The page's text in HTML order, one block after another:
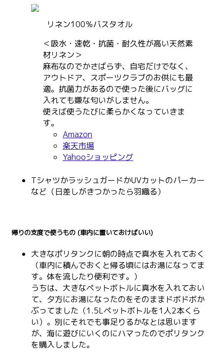
リネン100％バスタオル
＜吸水・速乾・抗菌・耐久性が高い天然素
材リネン＞
麻布なのでかさばらず、自宅だけでなく、
アウトドア、スポーツクラブのお供にも最
適。抗菌力があるので使った後にバッグに
入れても嫌な匂いがしません。
使えば使うたびに柔らかくなっていきま
す。
Amazon
楽天市場
Yahooショッピング
TシャツかラッシュガードかUVカットのパーカー
など（日差しがきつかったら羽織る）
帰りの支度で使うもの (車内に置いておけばいい)
大きなポリタンクに朝の時点で真水を入れておく
（車内に積んでおくと帰る頃にはお湯になってま
す。体を流したり便利です。）
うちは、大きなペットボトルに真水を入れておい
て、夕方にお湯になったのをそのままドボドボか
ぶってました（1.5Lペットボトルを1人2本くら
い）。別にそれでも事足りるかなとは思います
が、海に遊びにいくのにハマったのでポリタンク
を購入しました。